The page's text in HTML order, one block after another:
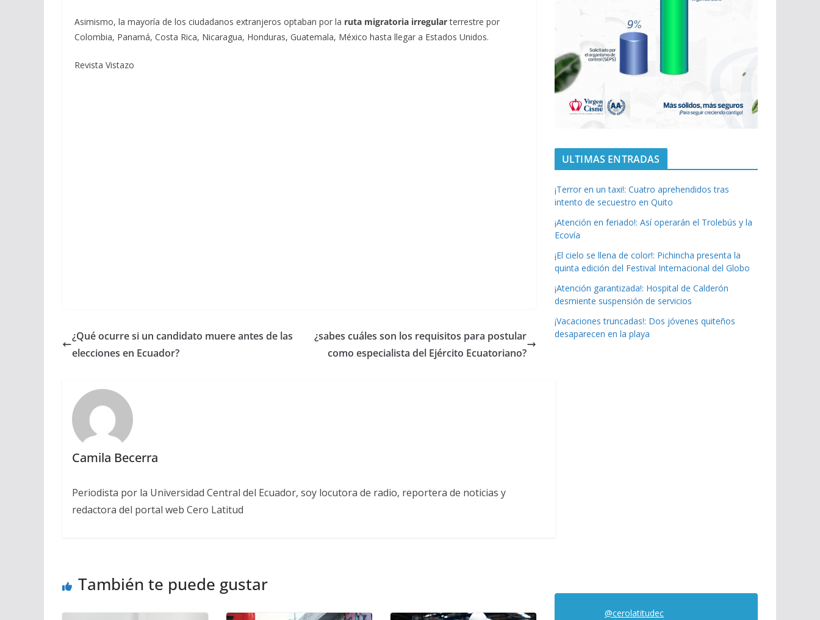
Asimismo, la mayoría de los ciudadanos extranjeros optaban por la ruta migratoria irregularterrestre por
Colombia, Panamá, Costa Rica, Nicaragua, Honduras, Guatemala, México hasta llegar a Estados Unidos.
Revista Vistazo
¿Qué ocurre si un candidato muere antes de las
elecciones en Ecuador?
¿sabes cuáles son los requisitos para postular
como especialista del Ejército Ecuatoriano?
Camila Becerra
Periodista por la Universidad Central del Ecuador, soy locutora de radio, reportera de noticias y
redactora del portal web Cero Latitud
También te puede gustar
ULTIMAS ENTRADAS
¡Terror en un taxi!: Cuatro aprehendidos tras
intento de secuestro en Quito
¡Atención en feriado!: Así operarán el Trolebús y la
Ecovía
¡El cielo se llena de color!: Pichincha presenta la
quinta edición del Festival Internacional del Globo
¡Atención garantizada!: Hospital de Calderón
desmiente suspensión de servicios
¡Vacaciones truncadas!: Dos jóvenes quiteños
desaparecen en la playa
@cerolatitudec